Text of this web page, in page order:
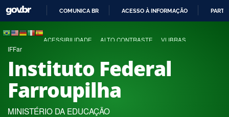
COMUNICA BR ACESSO À INFORMAÇÃO
ACESSIBILIDADE ALTO CONTRASTE VLIBRAS
IFFar
Instituto Federal
Farroupilha
MINISTÉRIO DA EDUCAÇÃO